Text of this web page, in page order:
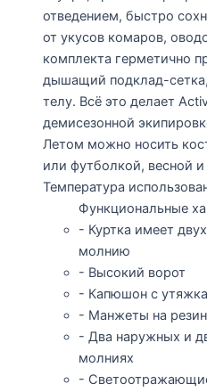
отведением, быстро
от укусов комаров,
комплекта герметично
дышащий подклад-
телу. Всё это делает
демисезонной
Летом можно носить
или футболкой, весной
Температура
Функциональные
- Куртка имеет
молнию
- Высокий ворот
- Капюшон с
- Манжеты на
- Два наружных и
молниях
-